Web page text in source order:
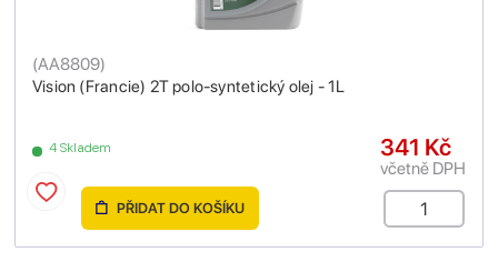
Vision (Francie) 2T polo-syntetický olej - 1L
(AA8809)
4 Skladem 341 Kč
včetně DPH
PŘIDAT DO KOŠÍKU